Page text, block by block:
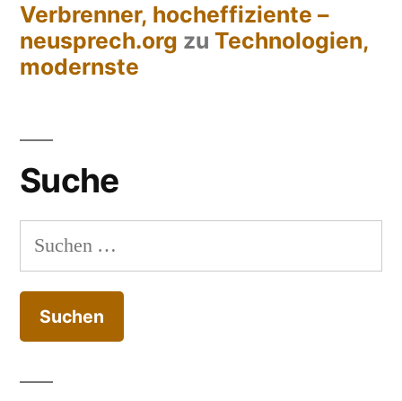
Verbrenner, hocheffiziente –
neusprech.org zu Technologien,
modernste
Suche
Suchen
nach: